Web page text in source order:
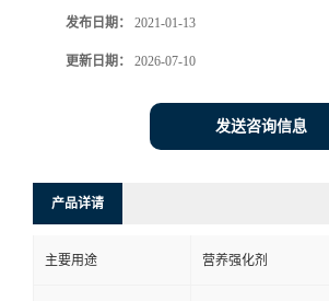
发布日期： 2021-01-13
更新日期： 2026-07-10
发送咨询信息
产品详请
主要用途 营养强化剂